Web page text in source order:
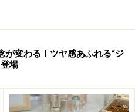
せられて密着し、うるおい
が変わる！ツヤ感あふれる“ジ
場